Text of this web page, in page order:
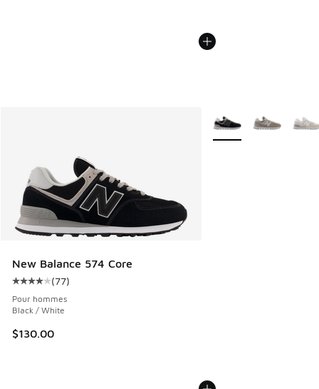
New Balance 574 Core
Cote moyenne du client - [4 sur 5 étoiles], 77
(77)
Pour hommes
Black / White
$130.00
Plus de couleurs